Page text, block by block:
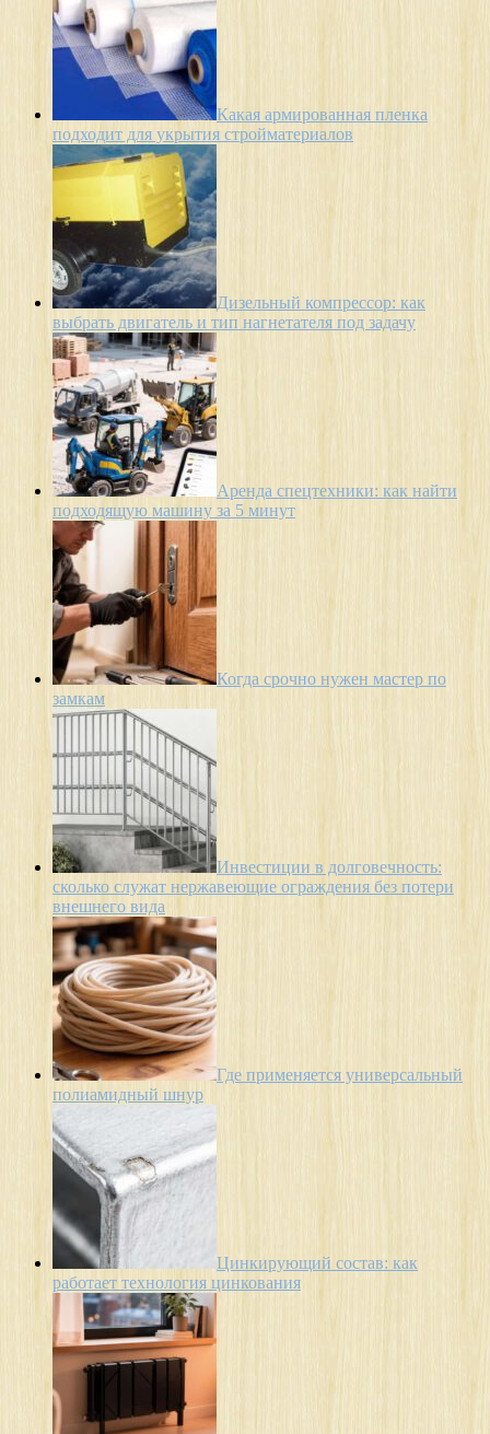
Какая армированная пленка
подходит для укрытия стройматериалов
Дизельный компрессор: как
выбрать двигатель и тип нагнетателя под задачу
Аренда спецтехники: как найти
подходящую машину за 5 минут
Когда срочно нужен мастер по
замкам
Инвестиции в долговечность:
сколько служат нержавеющие ограждения без потери
внешнего вида
Где применяется универсальный
полиамидный шнур
Цинкирующий состав: как
работает технология цинкования